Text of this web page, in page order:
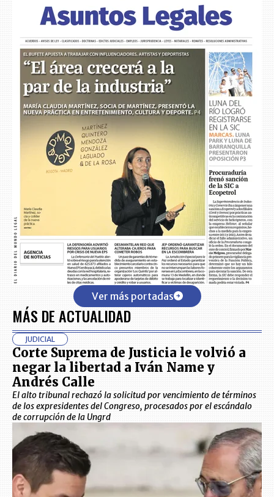
Ver más portadas
MÁS DE ACTUALIDAD
JUDICIAL
Corte Suprema de Justicia le volvió a
negar la libertad a Iván Name y
Andrés Calle
El alto tribunal rechazó la solicitud por vencimiento de términos
de los expresidentes del Congreso, procesados por el escándalo
de corrupción de la Ungrd